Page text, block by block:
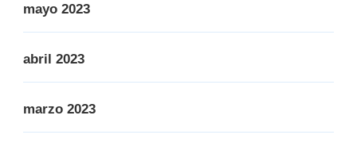
mayo 2023
abril 2023
marzo 2023